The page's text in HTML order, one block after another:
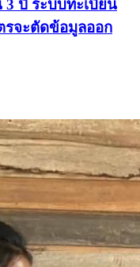
ปี ระบบทะเบียน
รจะตัดข้อมูลออก